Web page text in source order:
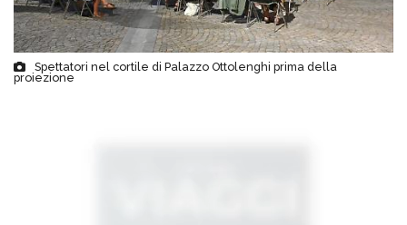
Spettatori nel cortile di Palazzo Ottolenghi prima della
proiezione